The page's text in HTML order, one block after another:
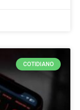
COTIDIANO